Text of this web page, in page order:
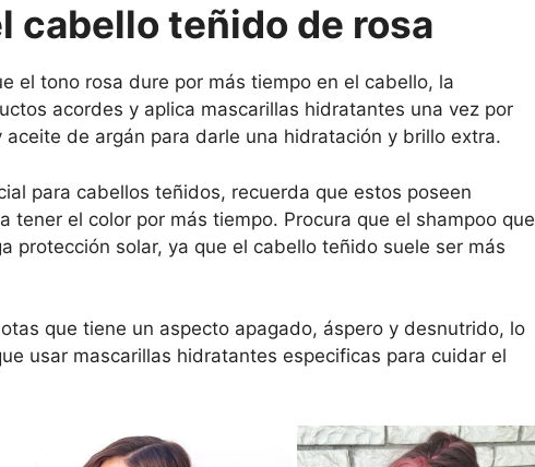
cabello teñido de rosa
el tono rosa dure por más tiempo en el cabello, la
acordes y aplica mascarillas hidratantes una vez por
de argán para darle una hidratación y brillo extra.
para cabellos teñidos, recuerda que estos poseen
tener el color por más tiempo. Procura que el shampoo que
protección solar, ya que el cabello teñido suele ser más
que tiene un aspecto apagado, áspero y desnutrido, lo
usar mascarillas hidratantes especificas para cuidar el